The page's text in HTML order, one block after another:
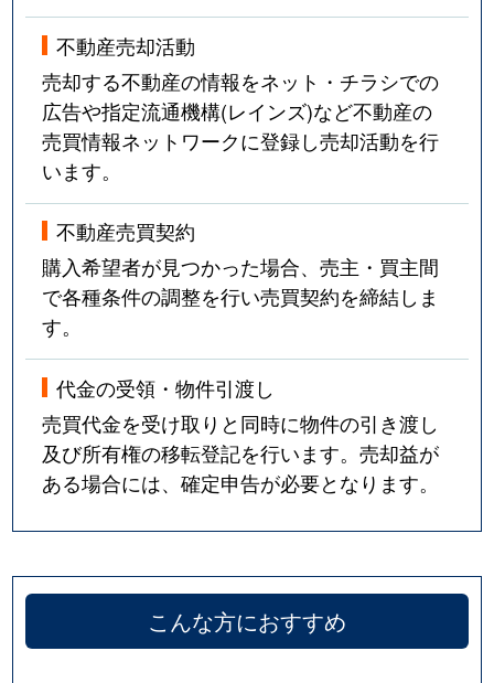
不動産売却活動
売却する不動産の情報をネット・チラシでの
広告や指定流通機構(レインズ)など不動産の
売買情報ネットワークに登録し売却活動を行
います。
不動産売買契約
購入希望者が見つかった場合、売主・買主間
で各種条件の調整を行い売買契約を締結しま
す。
代金の受領・物件引渡し
売買代金を受け取りと同時に物件の引き渡し
及び所有権の移転登記を行います。売却益が
ある場合には、確定申告が必要となります。
こんな方におすすめ